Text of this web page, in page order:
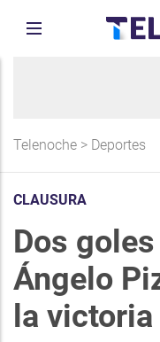
Telenoche > Deportes
CLAUSURA
Dos
Ángelo
la victoria